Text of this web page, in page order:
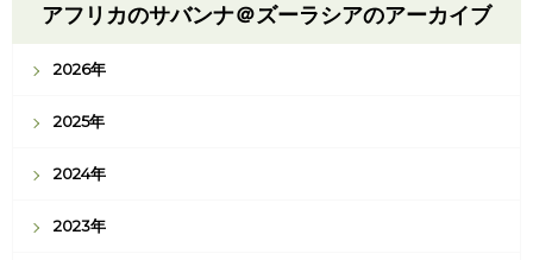
アフリカのサバンナ＠ズーラシアのアーカイブ
2026年
2025年
2024年
2023年